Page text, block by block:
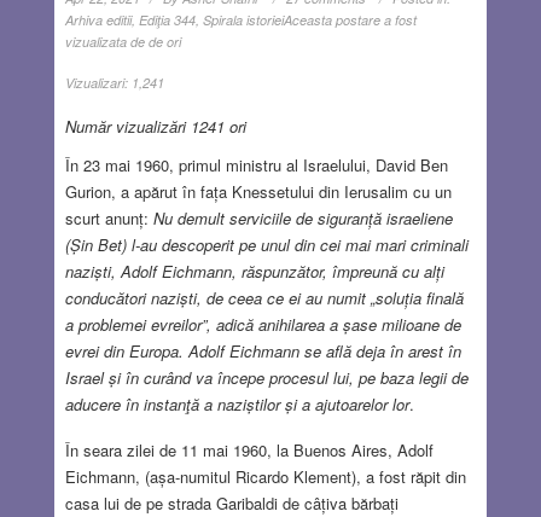
Arhiva editii, Ediţia 344, Spirala istorieiAceasta postare a fost
vizualizata de de ori
Vizualizari: 1,241
Număr vizualizări 1241 ori
În 23 mai 1960, primul ministru al Israelului, David Ben
Gurion, a apărut în fața Knessetului din Ierusalim cu un
scurt anunț: Nu demult serviciile de siguranță israeliene
(Șin Bet) l-au descoperit pe unul din cei mai mari criminali
naziști, Adolf Eichmann, răspunzător, împreună cu alți
conducători naziști, de ceea ce ei au numit „soluția finală
a problemei evreilor”, adică anihilarea a șase milioane de
evrei din Europa. Adolf Eichmann se află deja în arest în
Israel și în curând va începe procesul lui, pe baza legii de
aducere în instanţă a naziștilor și a ajutoarelor lor.
În seara zilei de 11 mai 1960, la Buenos Aires, Adolf
Eichmann, (așa-numitul Ricardo Klement), a fost răpit din
casa lui de pe strada Garibaldi de câțiva bărbați